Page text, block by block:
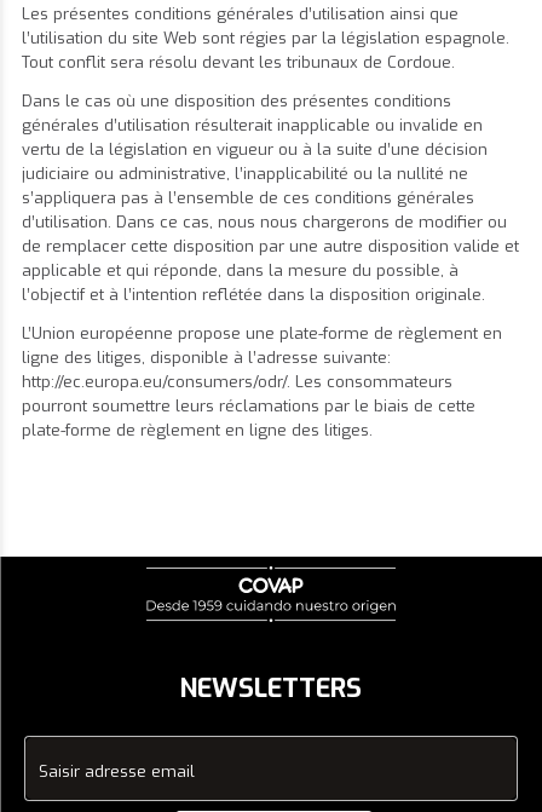
Les présentes conditions générales d’utilisation ainsi que
l’utilisation du site Web sont régies par la législation espagnole.
Tout conflit sera résolu devant les tribunaux de Cordoue.
Dans le cas où une disposition des présentes conditions
générales d’utilisation résulterait inapplicable ou invalide en
vertu de la législation en vigueur ou à la suite d’une décision
judiciaire ou administrative, l’inapplicabilité ou la nullité ne
s’appliquera pas à l’ensemble de ces conditions générales
d’utilisation. Dans ce cas, nous nous chargerons de modifier ou
de remplacer cette disposition par une autre disposition valide et
applicable et qui réponde, dans la mesure du possible, à
l’objectif et à l’intention reflétée dans la disposition originale.
L’Union européenne propose une plate-forme de règlement en
ligne des litiges, disponible à l’adresse suivante:
http://ec.europa.eu/consumers/odr/. Les consommateurs
pourront soumettre leurs réclamations par le biais de cette
plate-forme de règlement en ligne des litiges.
NEWSLETTERS
Saisir adresse email